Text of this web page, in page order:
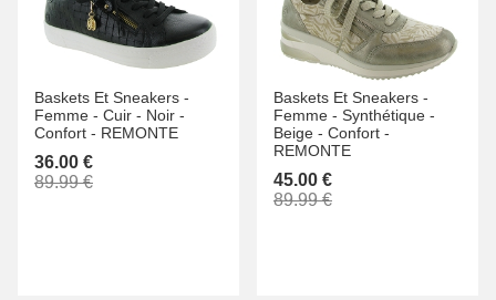
Baskets Et Sneakers -
Femme - Cuir - Noir -
Confort - REMONTE
36.00 €
89.99 €
Baskets Et Sneakers -
Femme - Synthétique -
Beige - Confort -
REMONTE
45.00 €
89.99 €